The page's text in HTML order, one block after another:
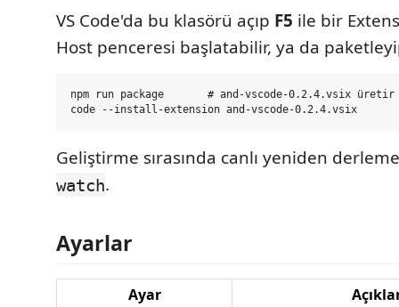
VS Code'da bu klasörü açıp F5 ile bir
Host penceresi başlatabilir, ya da
npm run package       # and-vscode-0.2.4.vsix üretir
Geliştirme sırasında canlı yeniden
watch.
Ayarlar
Ayar